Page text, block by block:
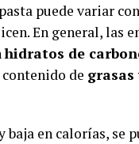
puede variar
En general, las
hidratos de
de
baja en calorías,